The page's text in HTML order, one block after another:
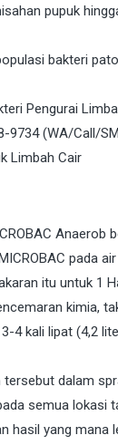
pupuk
bakteri
Anaerob
pada
itu untuk 1
kimia,
4 kali lipat (4,2
dalam
semua lokasi
hasil yang mana